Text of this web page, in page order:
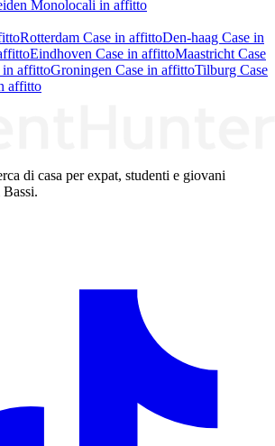
Monolocali in affitto
Rotterdam Case in affittoDen-haag Case in
Eindhoven Case in affittoMaastricht Case
in affittoGroningen Case in affittoTilburg Case
affitto
di casa per expat, studenti e giovani